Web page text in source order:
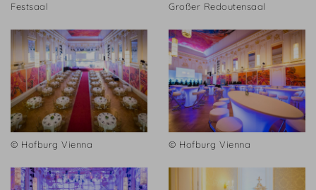
Festsaal Großer Redoutensaal
© Hofburg Vienna © Hofburg Vienna